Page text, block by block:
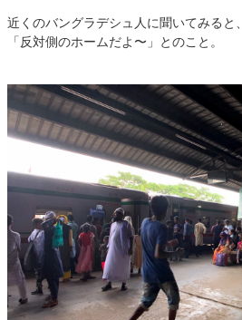
近くのバングラデシュ人に聞いてみると、
「反対側のホームだよ〜」とのこと。